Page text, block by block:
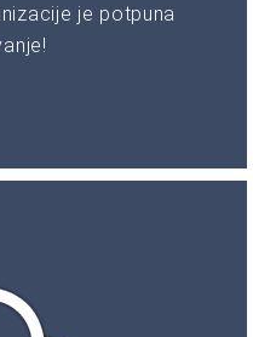
je potpuna